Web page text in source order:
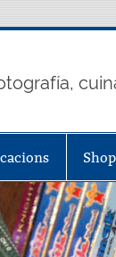
Shop